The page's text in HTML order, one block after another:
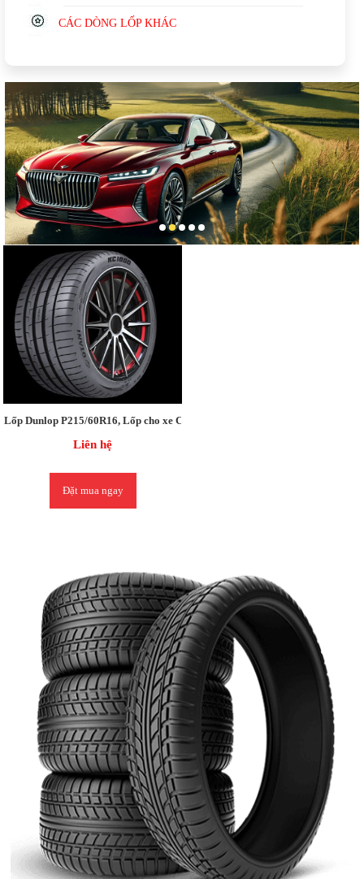
CÁC DÒNG LỐP KHÁC
Lốp Dunlop P215/60R16, Lốp cho xe Camry 2.4 / Grandis
Liên hệ
Đặt mua ngay